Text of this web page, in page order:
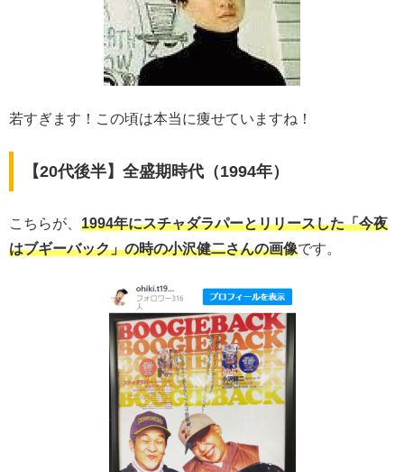
若すぎます！この頃は本当に痩せていますね！
【20代後半】全盛期時代（1994年）
こちらが、 1994年にスチャダラパーとリリースした「今夜
はブギーバック」の時の小沢健二さんの画像です。